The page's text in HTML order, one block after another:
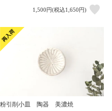
1,500円(税込1,650円)
粉引削小皿 陶器 美濃焼